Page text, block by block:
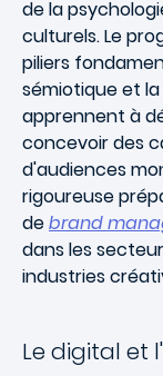
de la
culturels. Le
piliers
sémiotique et
apprennent à
concevoir des
d'audiences
rigoureuse
debrand
dans les
industries
Le digital et